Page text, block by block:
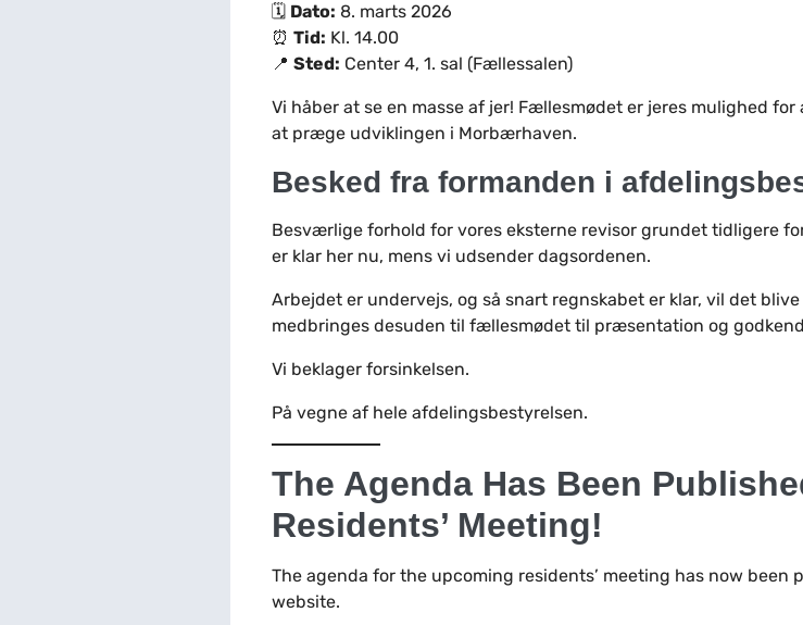
🗓 Dato: 8. marts 2026
⏰ Tid: Kl. 14.00
📍 Sted: Center 4, 1. sal (Fællessalen)
Vi håber at se en masse af jer! Fællesmødet er jeres mulighed
at præge udviklingen i Morbærhaven.
Besked fra formanden i
Besværlige forhold for vores eksterne revisor grundet tidligere
er klar her nu, mens vi udsender dagsordenen.
Arbejdet er undervejs, og så snart regnskabet er klar, vil det
medbringes desuden til fællesmødet til præsentation og
Vi beklager forsinkelsen.
På vegne af hele afdelingsbestyrelsen.
The Agenda Has Been
Residents’ Meeting!
The agenda for the upcoming residents’ meeting has now
website.